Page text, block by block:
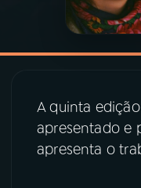
05PODCASTS
06VIDEOCASTS
07ÚLTIMAS
A quinta
apresentado e
apresenta o